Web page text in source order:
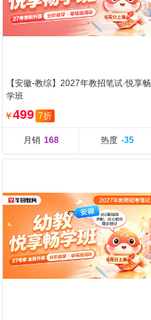
【安徽-教综】2027年教招笔试·悦享畅
学班
￥499 7折
月销 168 热度 -35